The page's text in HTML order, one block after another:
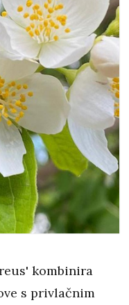
kombinira
s privlačnim